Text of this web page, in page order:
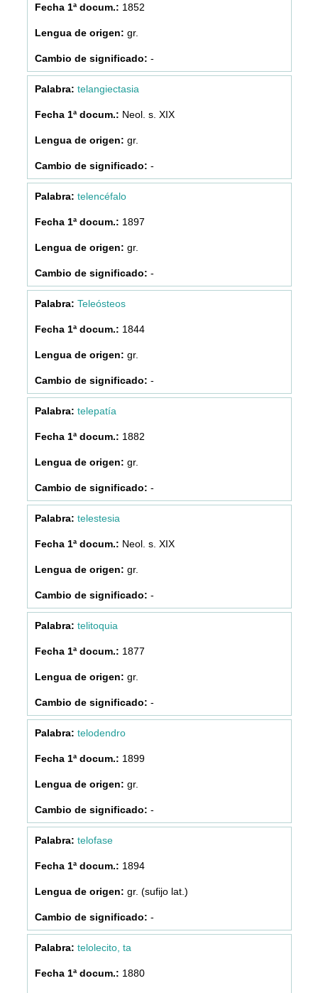
1852
gr.
-
telangiectasia
Neol. s. XIX
gr.
-
telencéfalo
1897
gr.
-
Teleósteos
1844
gr.
-
telepatía
1882
gr.
-
telestesia
Neol. s. XIX
gr.
-
telitoquia
1877
gr.
-
telodendro
1899
gr.
-
telofase
1894
gr. (sufijo lat.)
-
telolecito, ta
1880